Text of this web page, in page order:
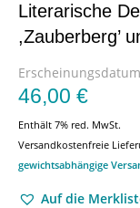
Literarische
,Zauberberg’
46,00 €
Enthält 7% red. MwSt.
Versandkostenfreie
gewichtsabhängige
Auf die